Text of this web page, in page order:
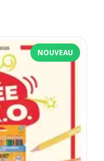
NOUVEAU